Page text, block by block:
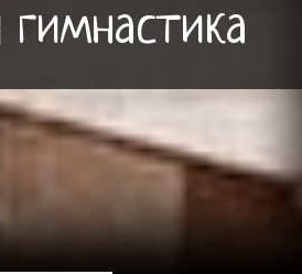
гимнастика